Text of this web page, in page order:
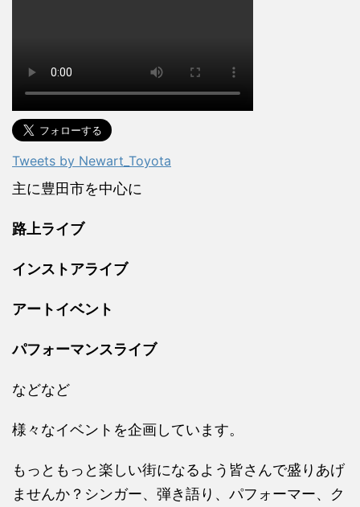
Tweets by Newart_Toyota
主に豊田市を中心に
路上ライブ
インストアライブ
アートイベント
パフォーマンスライブ
などなど
様々なイベントを企画しています。
もっともっと楽しい街になるよう皆さんで盛りあげ
ませんか？シンガー、弾き語り、パフォーマー、ク